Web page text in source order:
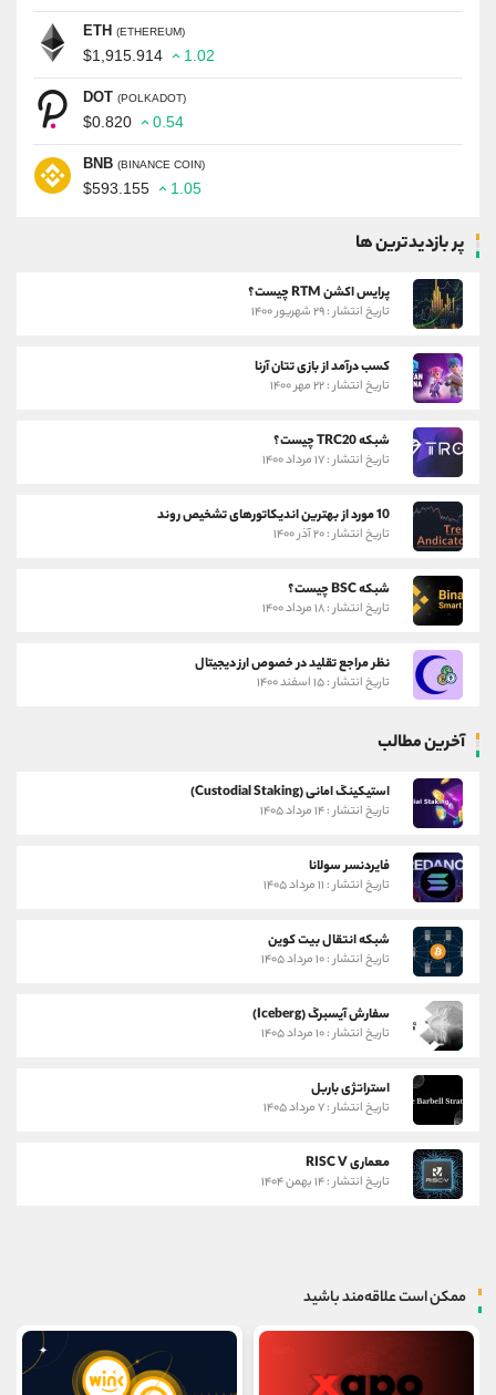
ETH (ETHEREUM)
$1,915.914 1.02
DOT (POLKADOT)
$0.820 0.54
BNB (BINANCE COIN)
$593.155 1.05
پر بازدیدترین ها
پرایس اکشن RTM چیست؟
تاریخ انتشار : ۲۹ شهریور ۱۴۰۰
کسب درآمد از بازی تتان آرنا
تاریخ انتشار : ۲۲ مهر ۱۴۰۰
شبکه TRC20 چیست؟
تاریخ انتشار : ۱۷ مرداد ۱۴۰۰
10 مورد از بهترین اندیکاتورهای تشخیص روند
تاریخ انتشار : ۲۰ آذر ۱۴۰۰
شبکه BSC چیست؟
تاریخ انتشار : ۱۸ مرداد ۱۴۰۰
نظر مراجع تقلید در خصوص ارز دیجیتال
تاریخ انتشار : ۱۵ اسفند ۱۴۰۰
آخرین مطالب
استیکینگ امانی (Custodial Staking)
تاریخ انتشار : ۱۴ مرداد ۱۴۰۵
فایردنسر سولانا
تاریخ انتشار : ۱۱ مرداد ۱۴۰۵
شبکه انتقال بیت کوین
تاریخ انتشار : ۱۰ مرداد ۱۴۰۵
سفارش آیسبرگ (Iceberg)
تاریخ انتشار : ۱۰ مرداد ۱۴۰۵
استراتژی باربل
تاریخ انتشار : ۷ مرداد ۱۴۰۵
معماری RISC V
تاریخ انتشار : ۱۴ بهمن ۱۴۰۴
ممکن است علاقه‌مند باشید